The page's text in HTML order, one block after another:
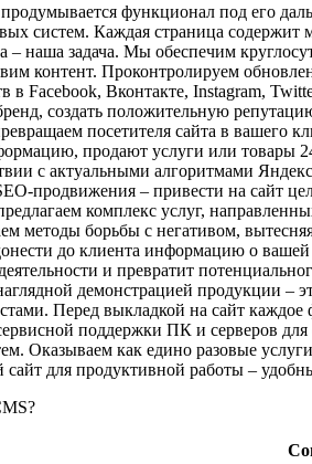
функционал под его
систем. Каждая страница содержит
– наша задача. Мы обеспечим
контент. Проконтролируем
в Facebook, Вконтакте, Instagram,
создать положительную
посетителя сайта в вашего
продают услуги или товары
с актуальными алгоритмами
продвижения – привести на сайт
комплекс услуг,
методы борьбы с негативом,
до клиента информацию о
и превратит
демонстрацией продукции
Перед выкладкой на сайт каждое
поддержки ПК и серверов для
Оказываем как едино разовые
для продуктивной работы –